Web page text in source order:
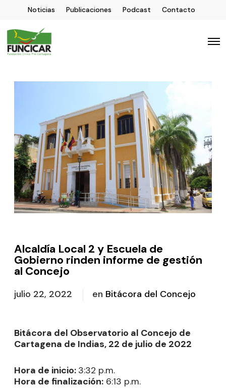
Noticias Publicaciones Podcast Contacto
Alcaldía Local 2 y Escuela de
Gobierno rinden informe de gestión
al Concejo
julio 22, 2022 en Bitácora del Concejo
Bitácora del Observatorio al Concejo de
Cartagena de Indias, 22 de julio de 2022
Hora de inicio: 3:32 p.m.
Hora de finalización: 6:13 p.m.